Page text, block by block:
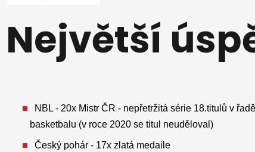
Největší
NBL - 20x Mistr ČR - nepřetržitá série 18.titulů v
basketbalu (v roce 2020 se titul neuděloval)
Český pohár - 17x zlatá medaile